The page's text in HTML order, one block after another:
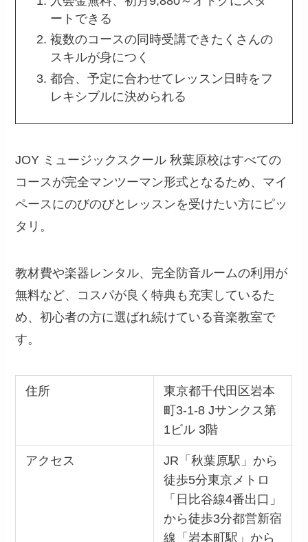
ートできる
複数のコースの同時受講できたくさんの
スキルが身につく
都合、予定に合わせてレッスン日時をフ
レキシブルに決められる
JOY ミュージックスクール 秋葉原校はすべての
コースが完全マンツーマン形式となるため、マイ
ペースにのびのびとレッスンを受けたい方にピッ
タリ。
教材費や楽器レンタル、完全防音ルームの利用が
無料など、コスパが良く特典も充実しているた
め、初心者の方に選ばれ続けている音楽教室で
す。
住所
東京都千代田区岩本
町3-1-8 Jサンクス第
1ビル 3階
アクセス
JR「秋葉原駅」から
徒歩5分東京メトロ
「日比谷線4番出口」
から徒歩3分都営新宿
線「岩本町駅」から